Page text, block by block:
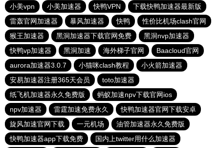
小美vpn
小美加速器 快鸭VPN
下载快鸭加速器最新版
雷轰官网加速器
暴风加速器 快鸭
性价比机场clash官网
猴王加速器
黑洞加速器下载官网免费
黑洞nvp加速器
快鸭vp加速器
黑洞加速 海外梯子官网
Baacloud官网
aurora加速器3.0.7
小猫咪clash教程
小火箭加速器
安易加速器注册365天会员
toto加速器
纸飞机加速器永久免费版
蚂蚁加速npv下载官网ios
npv加速器
雷霆加速免费永久
快鸭加速器官网下载安卓
旋风加速官网下载
一元机场
油管加速器永久免费版
快鸭加速器app下载免费
国内上twitter用什么加速器